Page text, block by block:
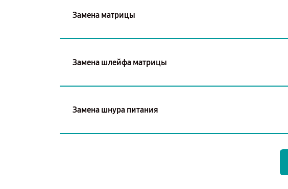
Замена матрицы
Замена шлейфа матрицы
Замена шнура питания